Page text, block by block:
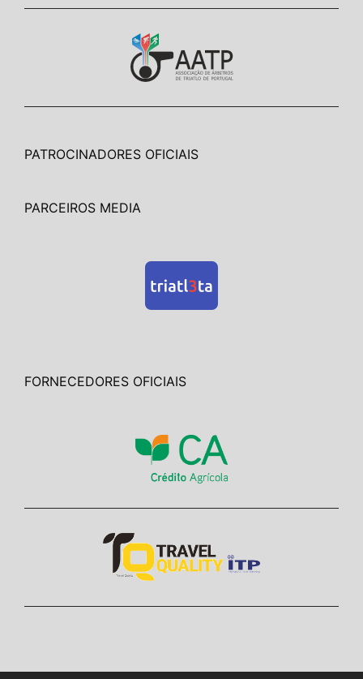
PATROCINADORES OFICIAIS
PARCEIROS MEDIA
FORNECEDORES OFICIAIS